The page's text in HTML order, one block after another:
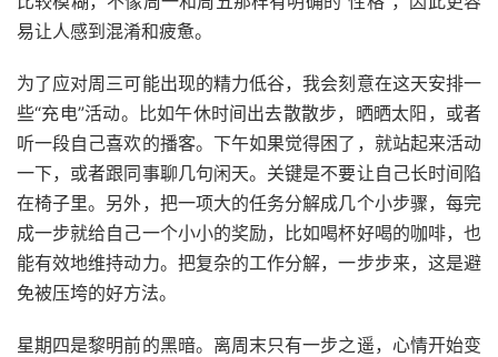
易让人感到混淆和疲惫。
为了应对周三可能出现的精力低谷，我会刻意在这天安排一
些“充电”活动。比如午休时间出去散散步，晒晒太阳，或者
听一段自己喜欢的播客。下午如果觉得困了，就站起来活动
一下，或者跟同事聊几句闲天。关键是不要让自己长时间陷
在椅子里。另外，把一项大的任务分解成几个小步骤，每完
成一步就给自己一个小小的奖励，比如喝杯好喝的咖啡，也
能有效地维持动力。把复杂的工作分解，一步步来，这是避
免被压垮的好方法。
星期四是黎明前的黑暗。离周末只有一步之遥，心情开始变